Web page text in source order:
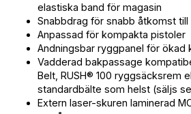
elastiska band för magasin
Snabbdrag för snabb åtkomst
Anpassad för kompakta pistoler
Andningsbar ryggpanel för ökad
Vadderad bakpassage
Belt, RUSH® 100 ryggsäcksrem
standardbälte som helst (säljs
Extern laser-skuren laminerad